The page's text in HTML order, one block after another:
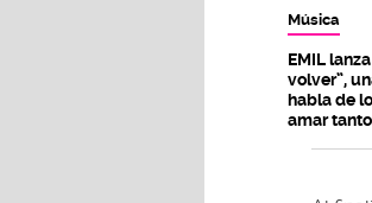
Música
EMIL
volver”,
habla de
amar